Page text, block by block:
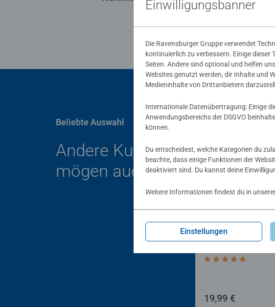
Beliebte Auswahl
Andere Kunden
mögen auch
Durchschnittliche
Kinderspiele
19,99 €
Einwilligungsbanner
Die Ravensburger Gruppe verwendet
kontinuierlich zu verbessern. Einige dieser
Seiten. Andere sind optional und helfen
Websites genutzt werden, dir Inhalte und
Medieninhalte von Drittanbietern
Internationale Datenübertragung: Einige
Anwendungsbereichs der DSGVO
können.
Du entscheidest, welche Kategorien du
beachte, dass einige Funktionen der
deaktiviert sind. Du kannst deine
Weitere Informationen findest du in
Einstellungen